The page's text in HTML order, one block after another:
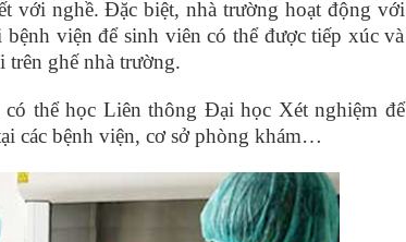
với nghề. Đặc biệt, nhà trường hoạt động với
viện để sinh viên có thể được tiếp xúc và
ghế nhà trường.
thể học Liên thông Đại học Xét nghiệm để
các bệnh viện, cơ sở phòng khám…